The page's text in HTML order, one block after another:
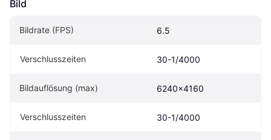
Bild
Bildrate (FPS) 6.5
Verschlusszeiten 30-1/4000
Bildauflösung (max) 6240x4160
Verschlusszeiten 30-1/4000